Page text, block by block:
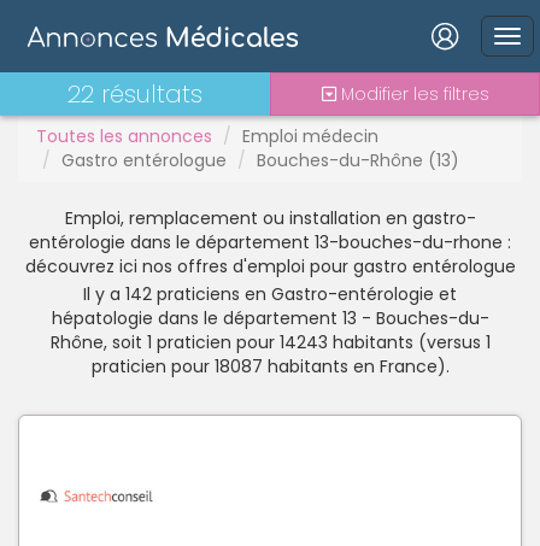
Connexion
Mot de passe oublié ?
Connexion
Se connecter avec Google
Toutes les annonces
Emploi médecin
Gastro entérologue
Bouches-du-Rhône (13)
22 résultats Modifier les filtres
Interne
Mutation
PAC
PH
Praticien contractuel
Statut TNS
Vacations
Emploi, remplacement ou installation en gastro-
entérologie dans le département 13-bouches-du-rhone :
découvrez ici nos offres d'emploi pour gastro entérologue
Il y a 142 praticiens en Gastro-entérologie et
hépatologie dans le département 13 - Bouches-du-
Rhône, soit 1 praticien pour 14243 habitants (versus 1
praticien pour 18087 habitants en France).